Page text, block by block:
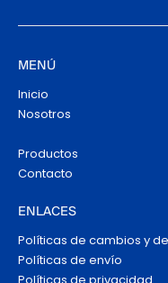
MENÚ
Inicio
Nosotros
Productos
Contacto
ENLACES
Políticas de cambios y
Políticas de envío